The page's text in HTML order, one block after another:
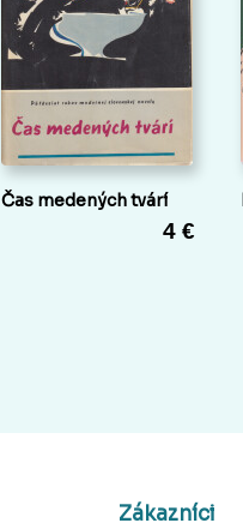
Čas medených tvárí
4 €
Zákazníci